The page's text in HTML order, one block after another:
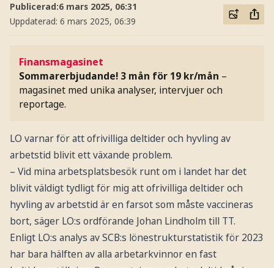
Publicerad:6 mars 2025, 06:31
Uppdaterad: 6 mars 2025, 06:39
Finansmagasinet
Sommarerbjudande! 3 mån för 19 kr/mån –
magasinet med unika analyser, intervjuer och
reportage.
LO varnar för att ofrivilliga deltider och hyvling av
arbetstid blivit ett växande problem.
– Vid mina arbetsplatsbesök runt om i landet har det
blivit väldigt tydligt för mig att ofrivilliga deltider och
hyvling av arbetstid är en farsot som måste vaccineras
bort, säger LO:s ordförande Johan Lindholm till TT.
Enligt LO:s analys av SCB:s lönestrukturstatistik för 2023
har bara hälften av alla arbetarkvinnor en fast